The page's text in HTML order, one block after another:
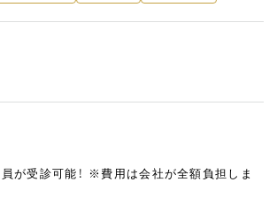
員が受診可能！ ※費用は会社が全額負担しま